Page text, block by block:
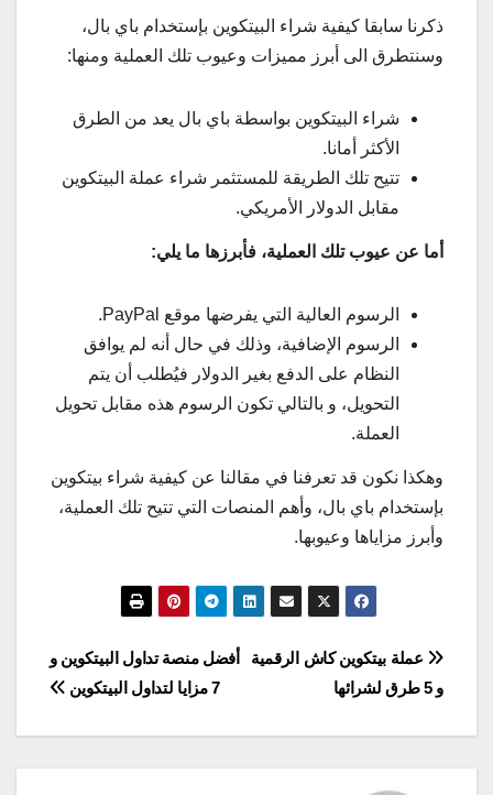
ذكرنا سابقا كيفية شراء البيتكوين بإستخدام باي بال،
وسنتطرق الى أبرز مميزات وعيوب تلك العملية ومنها:
شراء البيتكوين بواسطة باي بال يعد من الطرق
الأكثر أمانا.
تتيح تلك الطريقة للمستثمر شراء عملة البيتكوين
مقابل الدولار الأمريكي.
أما عن عيوب تلك العملية، فأبرزها ما يلي:
الرسوم العالية التي يفرضها موقع PayPal.
الرسوم الإضافية، وذلك في حال أنه لم يوافق
النظام على الدفع بغير الدولار فيُطلب أن يتم
التحويل، و بالتالي تكون الرسوم هذه مقابل تحويل
العملة.
وهكذا نكون قد تعرفنا في مقالنا عن كيفية شراء بيتكوين
بإستخدام باي بال، وأهم المنصات التي تتيح تلك العملية،
وأبرز مزاياها وعيوبها.
تصفّح
المقالات
أفضل منصة تداول البيتكوين و
7 مزايا لتداول البيتكوين
عملة بيتكوين كاش الرقمية
و 5 طرق لشرائها